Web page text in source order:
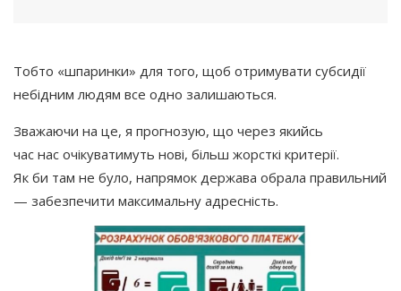
Тобто «шпаринки» для того, щоб отримувати субсидії
небідним людям все одно залишаються.
Зважаючи на це, я прогнозую, що через якийсь
час нас очікуватимуть нові, більш жорсткі критерії.
Як би там не було, напрямок держава обрала правильний
— забезпечити максимальну адресність.